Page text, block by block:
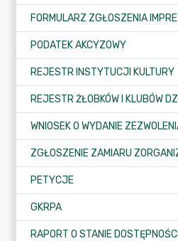
PODATEK AKCYZOWY
REJESTR INSTYTUCJI KULTURY
PETYCJE
GKRPA
RAPORT O STANIE DOSTĘPNOŚCI